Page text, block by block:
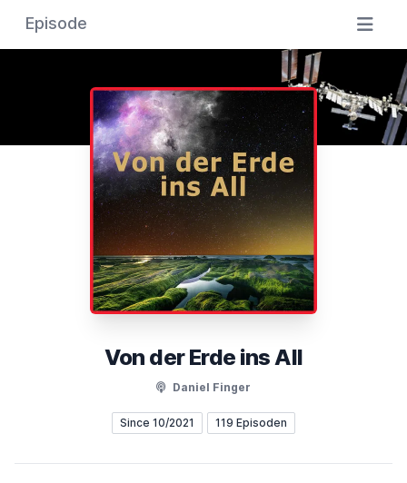
Episode
Von der Erde ins All
Daniel Finger
Since 10/2021 119 Episoden